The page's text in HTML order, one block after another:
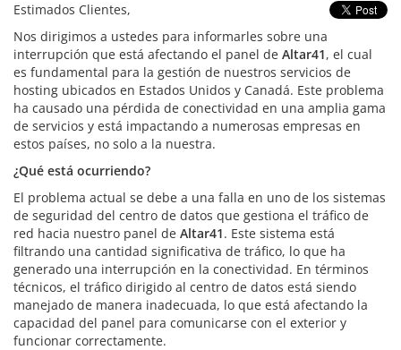
Estimados Clientes,
Nos dirigimos a ustedes para informarles sobre una
interrupción que está afectando el panel de Altar41, el cual
es fundamental para la gestión de nuestros servicios de
hosting ubicados en Estados Unidos y Canadá. Este problema
ha causado una pérdida de conectividad en una amplia gama
de servicios y está impactando a numerosas empresas en
estos países, no solo a la nuestra.
¿Qué está ocurriendo?
El problema actual se debe a una falla en uno de los sistemas
de seguridad del centro de datos que gestiona el tráfico de
red hacia nuestro panel de Altar41. Este sistema está
filtrando una cantidad significativa de tráfico, lo que ha
generado una interrupción en la conectividad. En términos
técnicos, el tráfico dirigido al centro de datos está siendo
manejado de manera inadecuada, lo que está afectando la
capacidad del panel para comunicarse con el exterior y
funcionar correctamente.